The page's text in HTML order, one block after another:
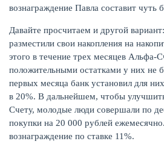
вознаграждение Павла составит чуть
Давайте просчитаем и другой
разместили свои накопления на
этого в течение трех месяцев Альфа-
положительными остатками у них не
первых месяца банк установил для
в 20%. В дальнейшем, чтобы
Счету, молодые люди совершали по
покупки на 20 000 рублей
вознаграждение по ставке 11%.